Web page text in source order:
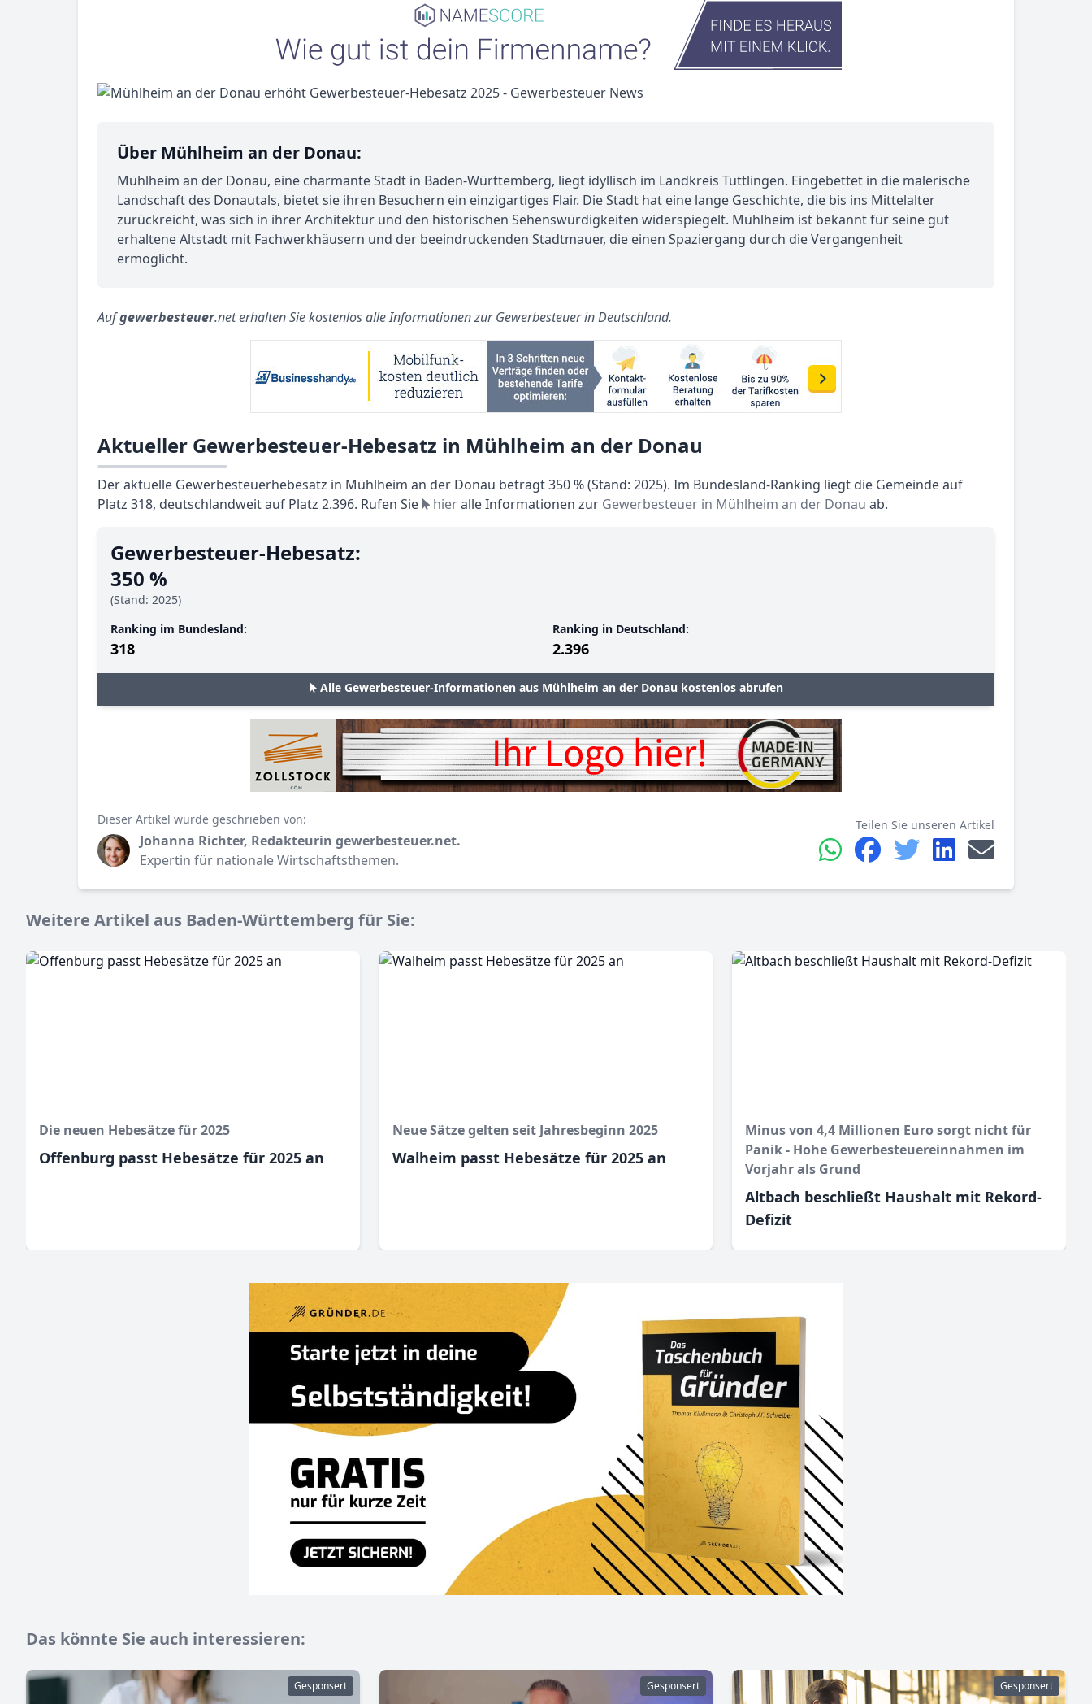
Über Mühlheim an der Donau:
Mühlheim an der Donau, eine charmante Stadt in Baden-Württemberg, liegt idyllisch im Landkreis Tuttlingen. Eingebettet in die malerische
Landschaft des Donautals, bietet sie ihren Besuchern ein einzigartiges Flair. Die Stadt hat eine lange Geschichte, die bis ins Mittelalter
zurückreicht, was sich in ihrer Architektur und den historischen Sehenswürdigkeiten widerspiegelt. Mühlheim ist bekannt für seine gut
erhaltene Altstadt mit Fachwerkhäusern und der beeindruckenden Stadtmauer, die einen Spaziergang durch die Vergangenheit
ermöglicht.
Aufgewerbesteuer.net erhalten Sie kostenlos alle Informationen zur Gewerbesteuer in Deutschland.
Aktueller Gewerbesteuer-Hebesatz in Mühlheim an der Donau
Der aktuelle Gewerbesteuerhebesatz in Mühlheim an der Donau beträgt 350 % (Stand: 2025). Im Bundesland-Ranking liegt die Gemeinde auf
Platz 318, deutschlandweit auf Platz 2.396. Rufen Sie
hieralle Informationen zur Gewerbesteuer in Mühlheim an der Donau ab.
Gewerbesteuer-Hebesatz:
350 %
(Stand: 2025)
Ranking im Bundesland:
318
Ranking in Deutschland:
2.396
Alle Gewerbesteuer-Informationen aus Mühlheim an der Donau kostenlos abrufen
Dieser Artikel wurde geschrieben von:
Johanna Richter, Redakteurin gewerbesteuer.net.
Expertin für nationale Wirtschaftsthemen.
Teilen Sie unseren Artikel
Weitere Artikel aus Baden-Württemberg für Sie:
Die neuen Hebesätze für 2025
Offenburg passt Hebesätze für 2025 an
Neue Sätze gelten seit Jahresbeginn 2025
Walheim passt Hebesätze für 2025 an
Minus von 4,4 Millionen Euro sorgt nicht für
Panik - Hohe Gewerbesteuereinnahmen im
Vorjahr als Grund
Altbach beschließt Haushalt mit Rekord-
Defizit
Das könnte Sie auch interessieren:
Gesponsert Gesponsert Gesponsert